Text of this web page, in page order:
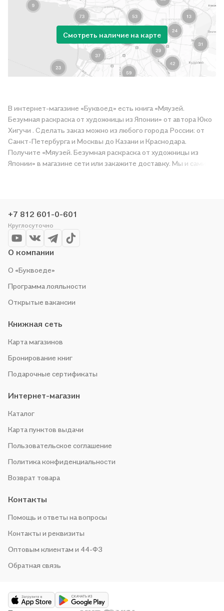
Смотреть наличие на карте
В интернет-магазине «Буквоед» есть книга «Мяузей.
Безумная раскраска от художницы из Японии» от автора Юко
Хигучи . Сделать заказ можно из любого города России: от
Санкт-Петербурга и Москвы до Казани и Краснодара.
Получите «Мяузей. Безумная раскраска от художницы из
Японии» в магазине сети или закажите доставку. Мы и сами
+7 812 601-0-601
Круглосуточно
О компании
О «Буквоеде»
Программа лояльности
Открытые вакансии
Книжная сеть
Карта магазинов
Бронирование книг
Подарочные сертификаты
Интернет-магазин
Каталог
Карта пунктов выдачи
Пользовательское соглашение
Политика конфиденциальности
Возврат товара
Контакты
Помощь и ответы на вопросы
Контакты и реквизиты
Оптовым клиентам и 44-ФЗ
Обратная связь